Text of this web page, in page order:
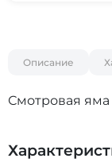
Описание
Смотровая яма